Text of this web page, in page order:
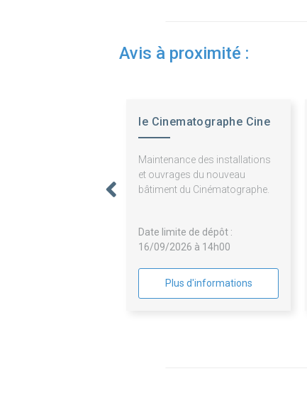
Avis à proximité :
le Cinematographe Cine
Maintenance des installations
et ouvrages du nouveau
bâtiment du Cinématographe.
Date limite de dépôt :
16/09/2026 à 14h00
Plus d'informations